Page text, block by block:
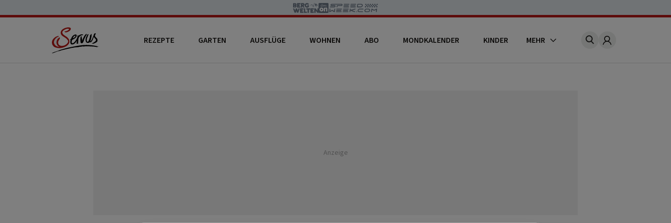
REZEPTE GARTEN AUSFLÜGE WOHNEN ABO MONDKALENDER KINDER MEHR Account
Anzeige